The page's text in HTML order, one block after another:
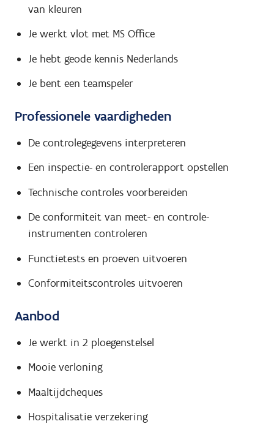
van kleuren
Je werkt vlot met MS Office
Je hebt geode kennis Nederlands
Je bent een teamspeler
Professionele vaardigheden
De controlegegevens interpreteren
Een inspectie- en controlerapport opstellen
Technische controles voorbereiden
De conformiteit van meet- en controle-
instrumenten controleren
Functietests en proeven uitvoeren
Conformiteitscontroles uitvoeren
Aanbod
Je werkt in 2 ploegenstelsel
Mooie verloning
Maaltijdcheques
Hospitalisatie verzekering